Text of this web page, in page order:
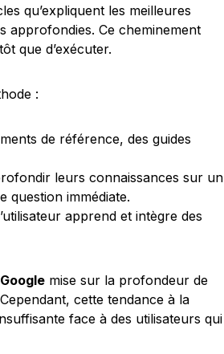
qu’expliquent les meilleures
approfondies. Ce cheminement
que d’exécuter.
:
de référence, des guides
leurs connaissances sur un
question immédiate.
apprend et intègre des
Google mise sur la profondeur de
cette tendance à la
face à des utilisateurs qui